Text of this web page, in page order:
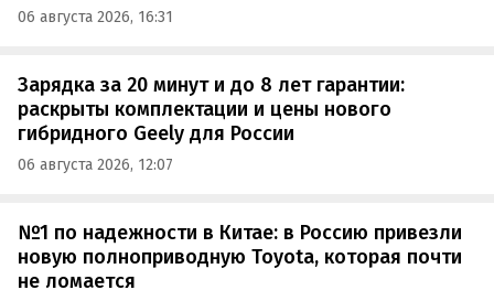
06 августа 2026, 16:31
Зарядка за 20 минут и до 8 лет гарантии:
раскрыты комплектации и цены нового
гибридного Geely для России
06 августа 2026, 12:07
№1 по надежности в Китае: в Россию привезли
новую полноприводную Toyota, которая почти
не ломается